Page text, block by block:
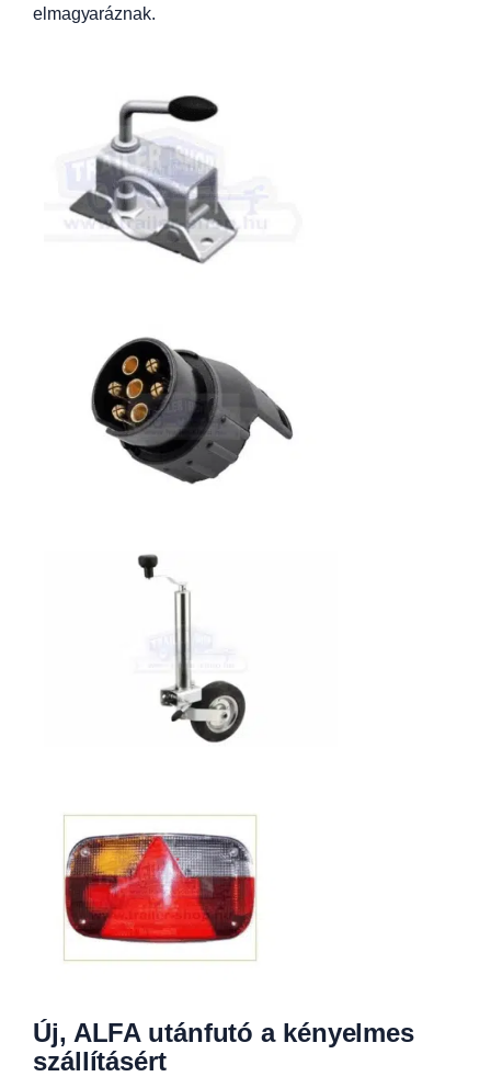
elmagyaráznak.
Új, ALFA utánfutó a kényelmes
szállításért